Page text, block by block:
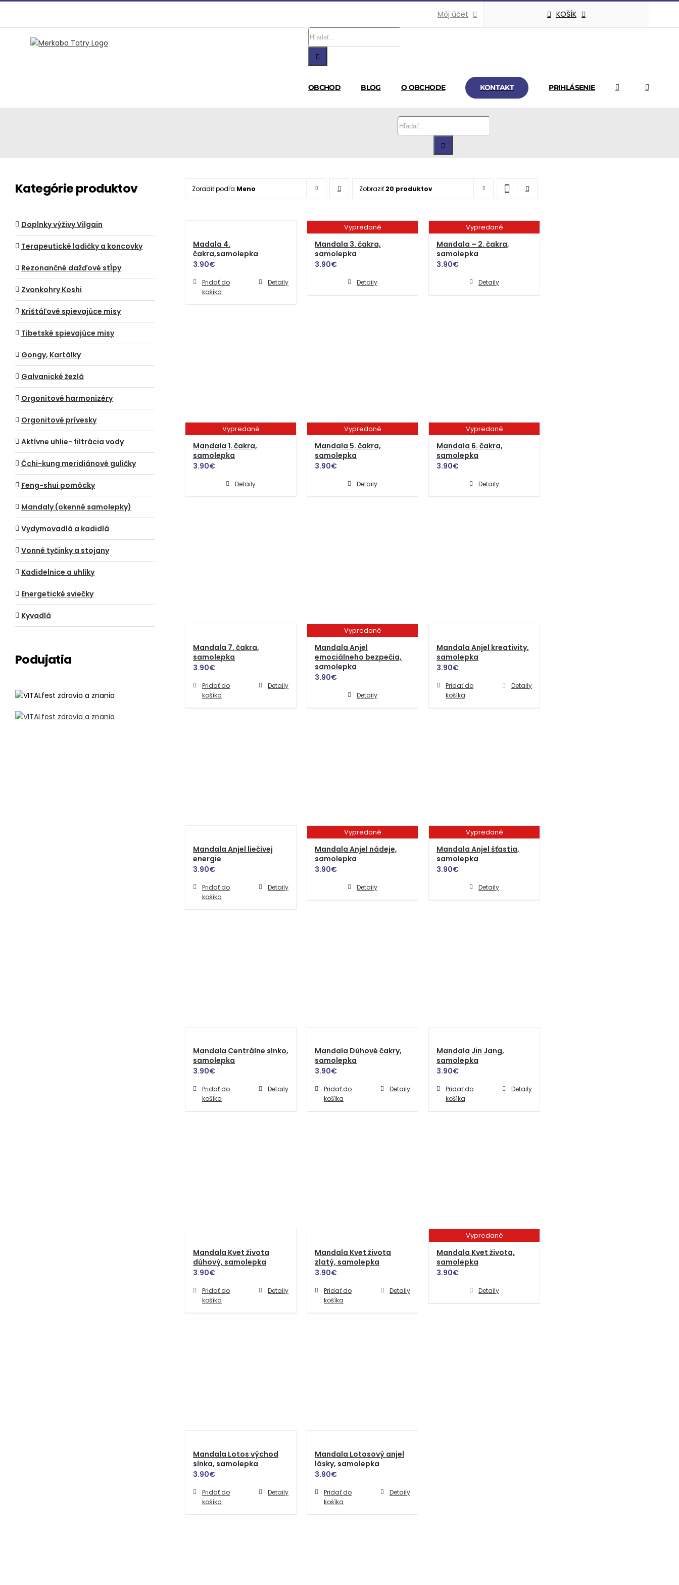
Môj účet
KOŠÍK
Hľadať:
OBCHOD BLOG O OBCHODE KONTAKT PRIHLÁSENIE
Hľadať:
Zoradiť podľa Meno Zobraziť20 produktov
Madala 4.
čakra,samolepka
3.90€
Pridať do
košíka
Detaily
Vypredané
Mandala 3. čakra,
samolepka
3.90€
Detaily
Vypredané
Mandala – 2. čakra,
samolepka
3.90€
Detaily
Vypredané
Mandala 1. čakra,
samolepka
3.90€
Detaily
Vypredané
Mandala 5. čakra,
samolepka
3.90€
Detaily
Vypredané
Mandala 6. čakra,
samolepka
3.90€
Detaily
Mandala 7. čakra,
samolepka
3.90€
Pridať do
košíka
Detaily
Vypredané
Mandala Anjel
emociálneho bezpečia,
samolepka
3.90€
Detaily
Mandala Anjel kreativity,
samolepka
3.90€
Pridať do
košíka
Detaily
Mandala Anjel liečivej
energie
3.90€
Pridať do
košíka
Detaily
Vypredané
Mandala Anjel nádeje,
samolepka
3.90€
Detaily
Vypredané
Mandala Anjel šťastia,
samolepka
3.90€
Detaily
Mandala Centrálne slnko,
samolepka
3.90€
Pridať do
košíka
Detaily
Mandala Dúhové čakry,
samolepka
3.90€
Pridať do
košíka
Detaily
Mandala Jin Jang,
samolepka
3.90€
Pridať do
košíka
Detaily
Mandala Kvet života
dúhový, samolepka
3.90€
Pridať do
košíka
Detaily
Mandala Kvet života
zlatý, samolepka
3.90€
Pridať do
košíka
Detaily
Vypredané
Mandala Kvet života,
samolepka
3.90€
Detaily
Mandala Lotos východ
slnka, samolepka
3.90€
Pridať do
košíka
Detaily
Mandala Lotosový anjel
lásky, samolepka
3.90€
Pridať do
košíka
Detaily
Kategórie produktov
Doplnky výživy Vilgain
Terapeutické ladičky a koncovky
Rezonančné dažďové stĺpy
Zvonkohry Koshi
Krištáľové spievajúce misy
Tibetské spievajúce misy
Gongy, Kartálky
Galvanické žezlá
Orgonitové harmonizéry
Orgonitové prívesky
Aktívne uhlie- filtrácia vody
Čchi-kung meridiánové guličky
Feng-shui pomôcky
Mandaly (okenné samolepky)
Vydymovadlá a kadidlá
Vonné tyčinky a stojany
Kadidelnice a uhlíky
Energetické sviečky
Kyvadlá
Podujatia